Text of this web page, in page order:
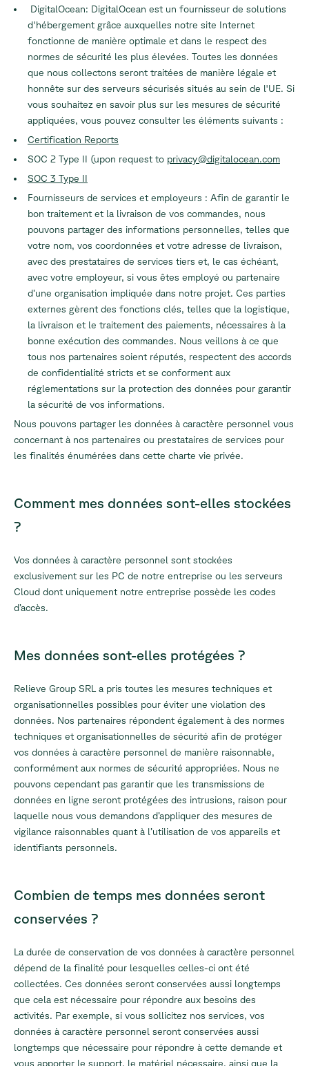
DigitalOcean: DigitalOcean est un fournisseur de solutions
d'hébergement grâce auxquelles notre site Internet
fonctionne de manière optimale et dans le respect des
normes de sécurité les plus élevées. Toutes les données
que nous collectons seront traitées de manière légale et
honnête sur des serveurs sécurisés situés au sein de l'UE. Si
vous souhaitez en savoir plus sur les mesures de sécurité
appliquées, vous pouvez consulter les éléments suivants :
Certification Reports
SOC 2 Type II (upon request to privacy@digitalocean.com
SOC 3 Type II
Fournisseurs de services et employeurs : Afin de garantir le
bon traitement et la livraison de vos commandes, nous
pouvons partager des informations personnelles, telles que
votre nom, vos coordonnées et votre adresse de livraison,
avec des prestataires de services tiers et, le cas échéant,
avec votre employeur, si vous êtes employé ou partenaire
d’une organisation impliquée dans notre projet. Ces parties
externes gèrent des fonctions clés, telles que la logistique,
la livraison et le traitement des paiements, nécessaires à la
bonne exécution des commandes. Nous veillons à ce que
tous nos partenaires soient réputés, respectent des accords
de confidentialité stricts et se conforment aux
réglementations sur la protection des données pour garantir
la sécurité de vos informations.
Nous pouvons partager les données à caractère personnel vous
concernant à nos partenaires ou prestataires de services pour
les finalités énumérées dans cette charte vie privée.
Comment mes données sont-elles stockées
?
Vos données à caractère personnel sont stockées
exclusivement sur les PC de notre entreprise ou les serveurs
Cloud dont uniquement notre entreprise possède les codes
d’accès.
Mes données sont-elles protégées ?
Relieve Group SRL a pris toutes les mesures techniques et
organisationnelles possibles pour éviter une violation des
données. Nos partenaires répondent également à des normes
techniques et organisationnelles de sécurité afin de protéger
vos données à caractère personnel de manière raisonnable,
conformément aux normes de sécurité appropriées. Nous ne
pouvons cependant pas garantir que les transmissions de
données en ligne seront protégées des intrusions, raison pour
laquelle nous vous demandons d’appliquer des mesures de
vigilance raisonnables quant à l’utilisation de vos appareils et
identifiants personnels.
Combien de temps mes données seront
conservées ?
La durée de conservation de vos données à caractère personnel
dépend de la finalité pour lesquelles celles-ci ont été
collectées. Ces données seront conservées aussi longtemps
que cela est nécessaire pour répondre aux besoins des
activités. Par exemple, si vous sollicitez nos services, vos
données à caractère personnel seront conservées aussi
longtemps que nécessaire pour répondre à cette demande et
vous apporter le support, le matériel nécessaire, ainsi que la